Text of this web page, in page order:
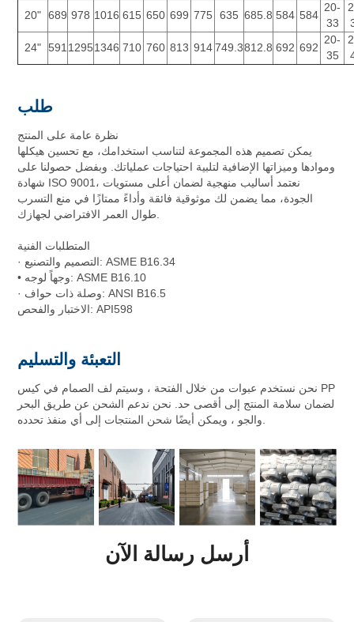
20" 689 978 1016 615 650 699 775 635 685.8 584 584
20-
33
24" 591 12951346 710 760 813 914 749.3812.8 692 692
20-
35
طلب
نظرة عامة على المنتج
يمكن تصميم هذه المجموعة لتناسب استخدامك، مع تحسين هيكلها
وموادها وميزاتها الإضافية لتلبية احتياجات عملياتك. وبفضل حصولنا على
شهادة ISO 9001، نعتمد أساليب منهجية لضمان أعلى مستويات
الجودة، مما يضمن لك موثوقية فائقة وأداءً ممتازًا في منع التسرب
طوال العمر الافتراضي لجهازك.
المتطلبات الفنية
· التصميم والتصنيع: ASME B16.34
• وجهاً لوجه: ASME B16.10
· وصلة ذات حواف: ANSI B16.5
الاختبار والفحص: API598
التعبئة والتسليم
نحن نستخدم عبوات من خلال الفتحة ، وسيتم لف الصمام في كيس PP
لضمان سلامة المنتج إلى أقصى حد. نحن ندعم الشحن عن طريق البحر
والجو ، ويمكن أيضًا شحن المنتجات إلى أي منفذ تحدده.
أرسل رسالة الآن